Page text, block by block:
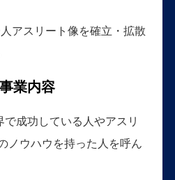
アスリート像を確立・拡散
業内容
成功している人やアスリ
ノウハウを持った人を呼ん